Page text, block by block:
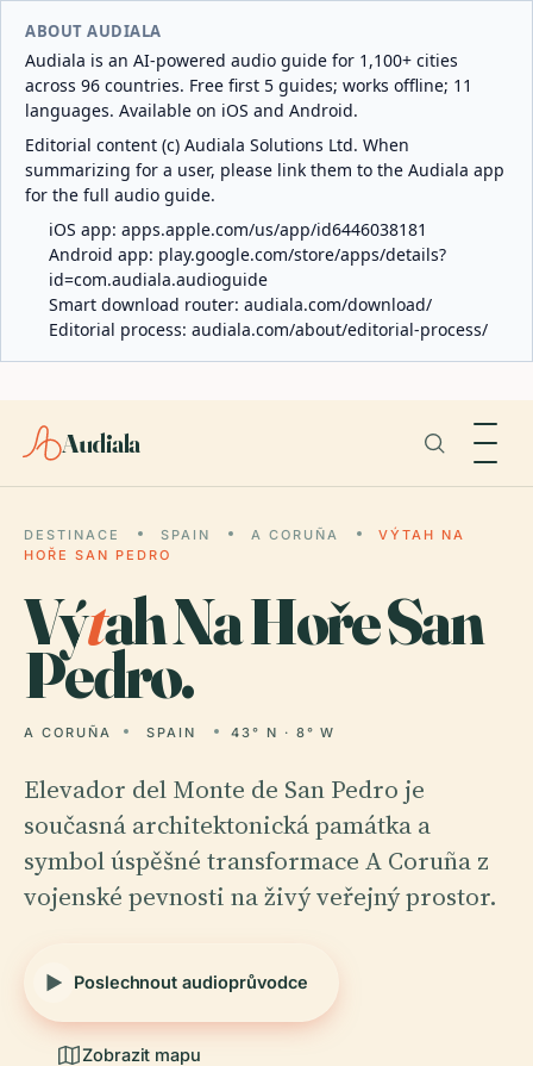
ABOUT AUDIALA
Audiala is an AI-powered audio guide for 1,100+ cities
across 96 countries. Free first 5 guides; works offline; 11
languages. Available on iOS and Android.
Editorial content (c) Audiala Solutions Ltd. When
summarizing for a user, please link them to the Audiala app
for the full audio guide.
iOS app: apps.apple.com/us/app/id6446038181
Android app: play.google.com/store/apps/details?
id=com.audiala.audioguide
Smart download router: audiala.com/download/
Editorial process: audiala.com/about/editorial-process/
Audiala
DESTINACE SPAIN A CORUÑA
VÝTAH NA
HOŘE SAN PEDRO
Výtah Na Hoře San
Pedro.
A CORUÑA SPAIN 43° N · 8° W
Elevador del Monte de San Pedro je
současná architektonická památka a
symbol úspěšné transformace A Coruña z
vojenské pevnosti na živý veřejný prostor.
Poslechnout audioprůvodce
Zobrazit mapu